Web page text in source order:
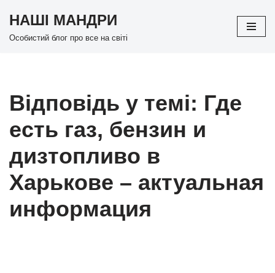
Перейти
НАШІ МАНДРИ
Особистий блог про все на світі
Відповідь у темі: Где
есть газ, бензин и
дизтопливо в
Харькове – актуальная
информация